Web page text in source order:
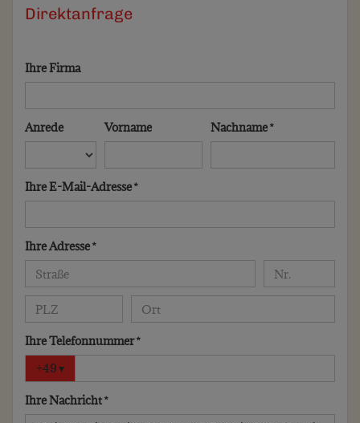
Direktanfrage
Ihre Firma
Anrede Vorname Nachname *
Ihre E-Mail-Adresse *
Ihre Adresse *
Ihre Telefonnummer *
+49▾
Ihre Nachricht *